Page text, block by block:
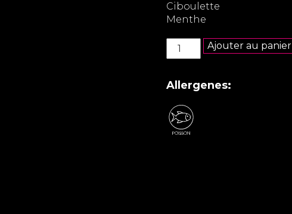
Ciboulette
Menthe
quantité
de
California
Ajouter au panier
Allergenes: